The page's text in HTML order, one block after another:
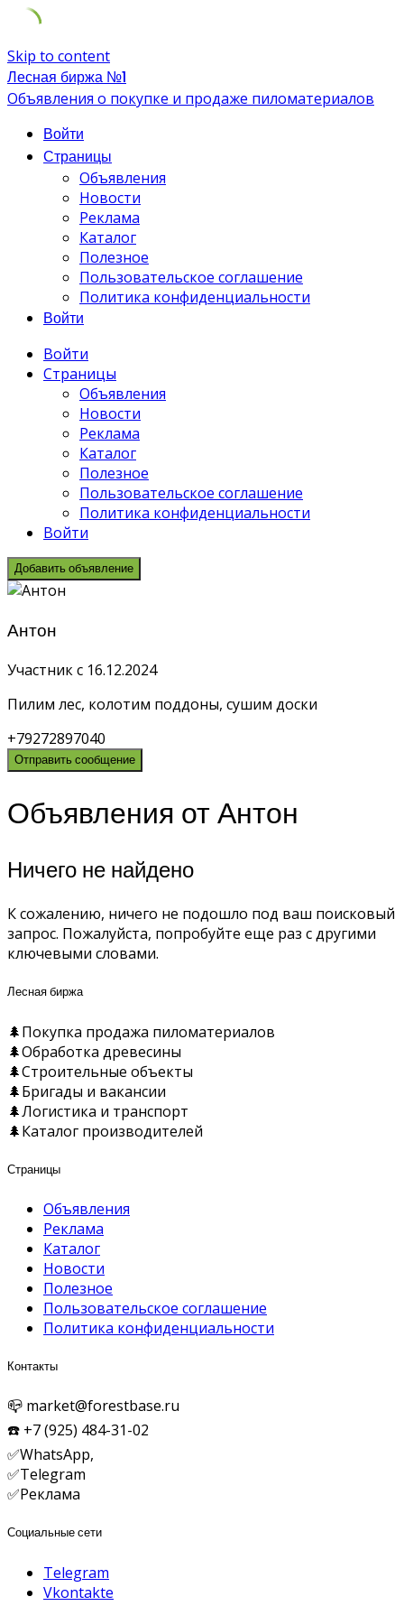
Skip to content
Лесная биржа №1
Объявления о покупке и продаже пиломатериалов
Войти
Страницы
Объявления
Новости
Реклама
Каталог
Полезное
Пользовательское соглашение
Политика конфиденциальности
Войти
Войти
Страницы
Объявления
Новости
Реклама
Каталог
Полезное
Пользовательское соглашение
Политика конфиденциальности
Войти
Добавить объявление
Антон
Участник с 16.12.2024
Пилим лес, колотим поддоны, сушим доски
+79272897040
Отправить сообщение
Объявления от Антон
Ничего не найдено
К сожалению, ничего не подошло под ваш поисковый
запрос. Пожалуйста, попробуйте еще раз с другими
ключевыми словами.
Лесная биржа
🌲Покупка продажа пиломатериалов
🌲Обработка древесины
🌲Строительные объекты
🌲Бригады и вакансии
🌲Логистика и транспорт
🌲Каталог производителей
Страницы
Объявления
Реклама
Каталог
Новости
Полезное
Пользовательское соглашение
Политика конфиденциальности
Контакты
📪 market@forestbase.ru
☎️ +7 (925) 484-31-02
✅WhatsApp,
✅Telegram
✅Реклама
Социальные сети
Telegram
Vkontakte